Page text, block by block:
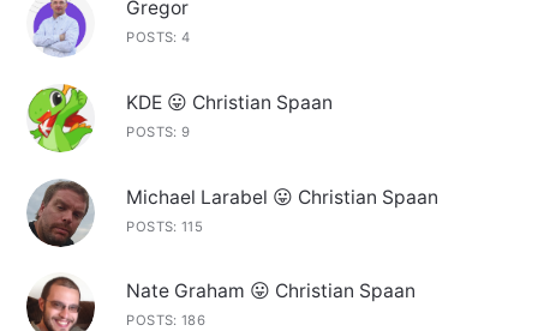
Gregor
POSTS: 4
KDE 😛 Christian Spaan
POSTS: 9
Michael Larabel 😛 Christian Spaan
POSTS: 115
Nate Graham 😛 Christian Spaan
POSTS: 186